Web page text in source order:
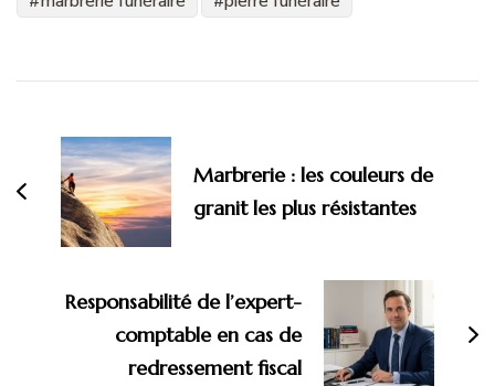
d'article
Marbrerie : les couleurs de
granit les plus résistantes
Responsabilité de l’expert-
comptable en cas de
redressement fiscal